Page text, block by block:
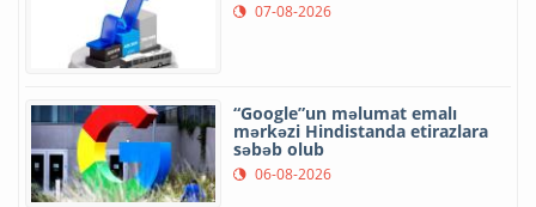
07-08-2026
“Google”un məlumat emalı
mərkəzi Hindistanda etirazlara
səbəb olub
06-08-2026